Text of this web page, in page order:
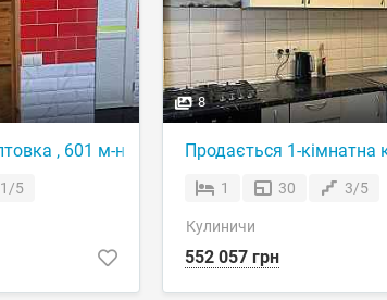
, 601 м-н , метро Барабашова
1/5
8
Продається 1-кімнатна
1 30 3/5
Кулиничи
552 057 грн